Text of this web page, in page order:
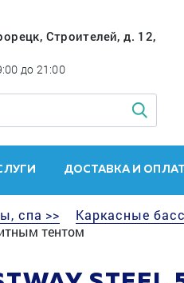
Строителей, д. 12,
до 21:00
ДОСТАВКА И
спа >> Каркасные
тентом